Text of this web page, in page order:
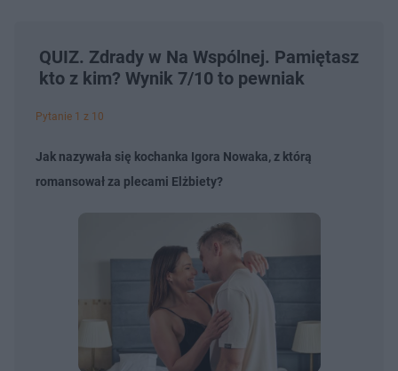
QUIZ. Zdrady w Na Wspólnej. Pamiętasz
kto z kim? Wynik 7/10 to pewniak
Pytanie 1 z 10
Jak nazywała się kochanka Igora Nowaka, z którą
romansował za plecami Elżbiety?